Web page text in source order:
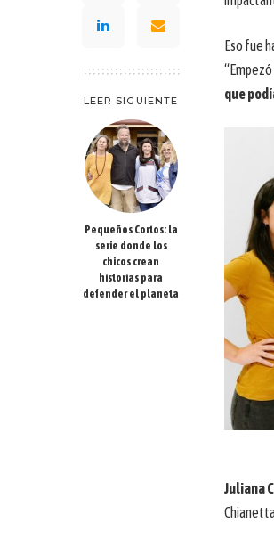
LEER SIGUIENTE
Pequeños Cortos: la
serie donde los
chicos crean
historias para
defender el planeta
Eso fue
que
Juliana